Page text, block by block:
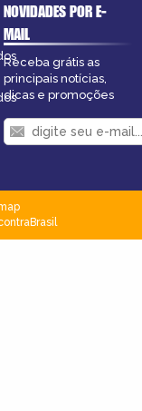
NOVIDADES POR E-
MAIL
Receba grátis as
principais notícias,
dicas e promoções